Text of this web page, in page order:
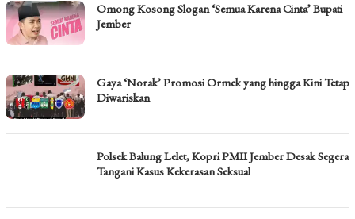
Omong Kosong Slogan ‘Semua Karena Cinta’ Bupati
Jember
Gaya ‘Norak’ Promosi Ormek yang hingga Kini Tetap
Diwariskan
Polsek Balung Lelet, Kopri PMII Jember Desak Segera
Tangani Kasus Kekerasan Seksual